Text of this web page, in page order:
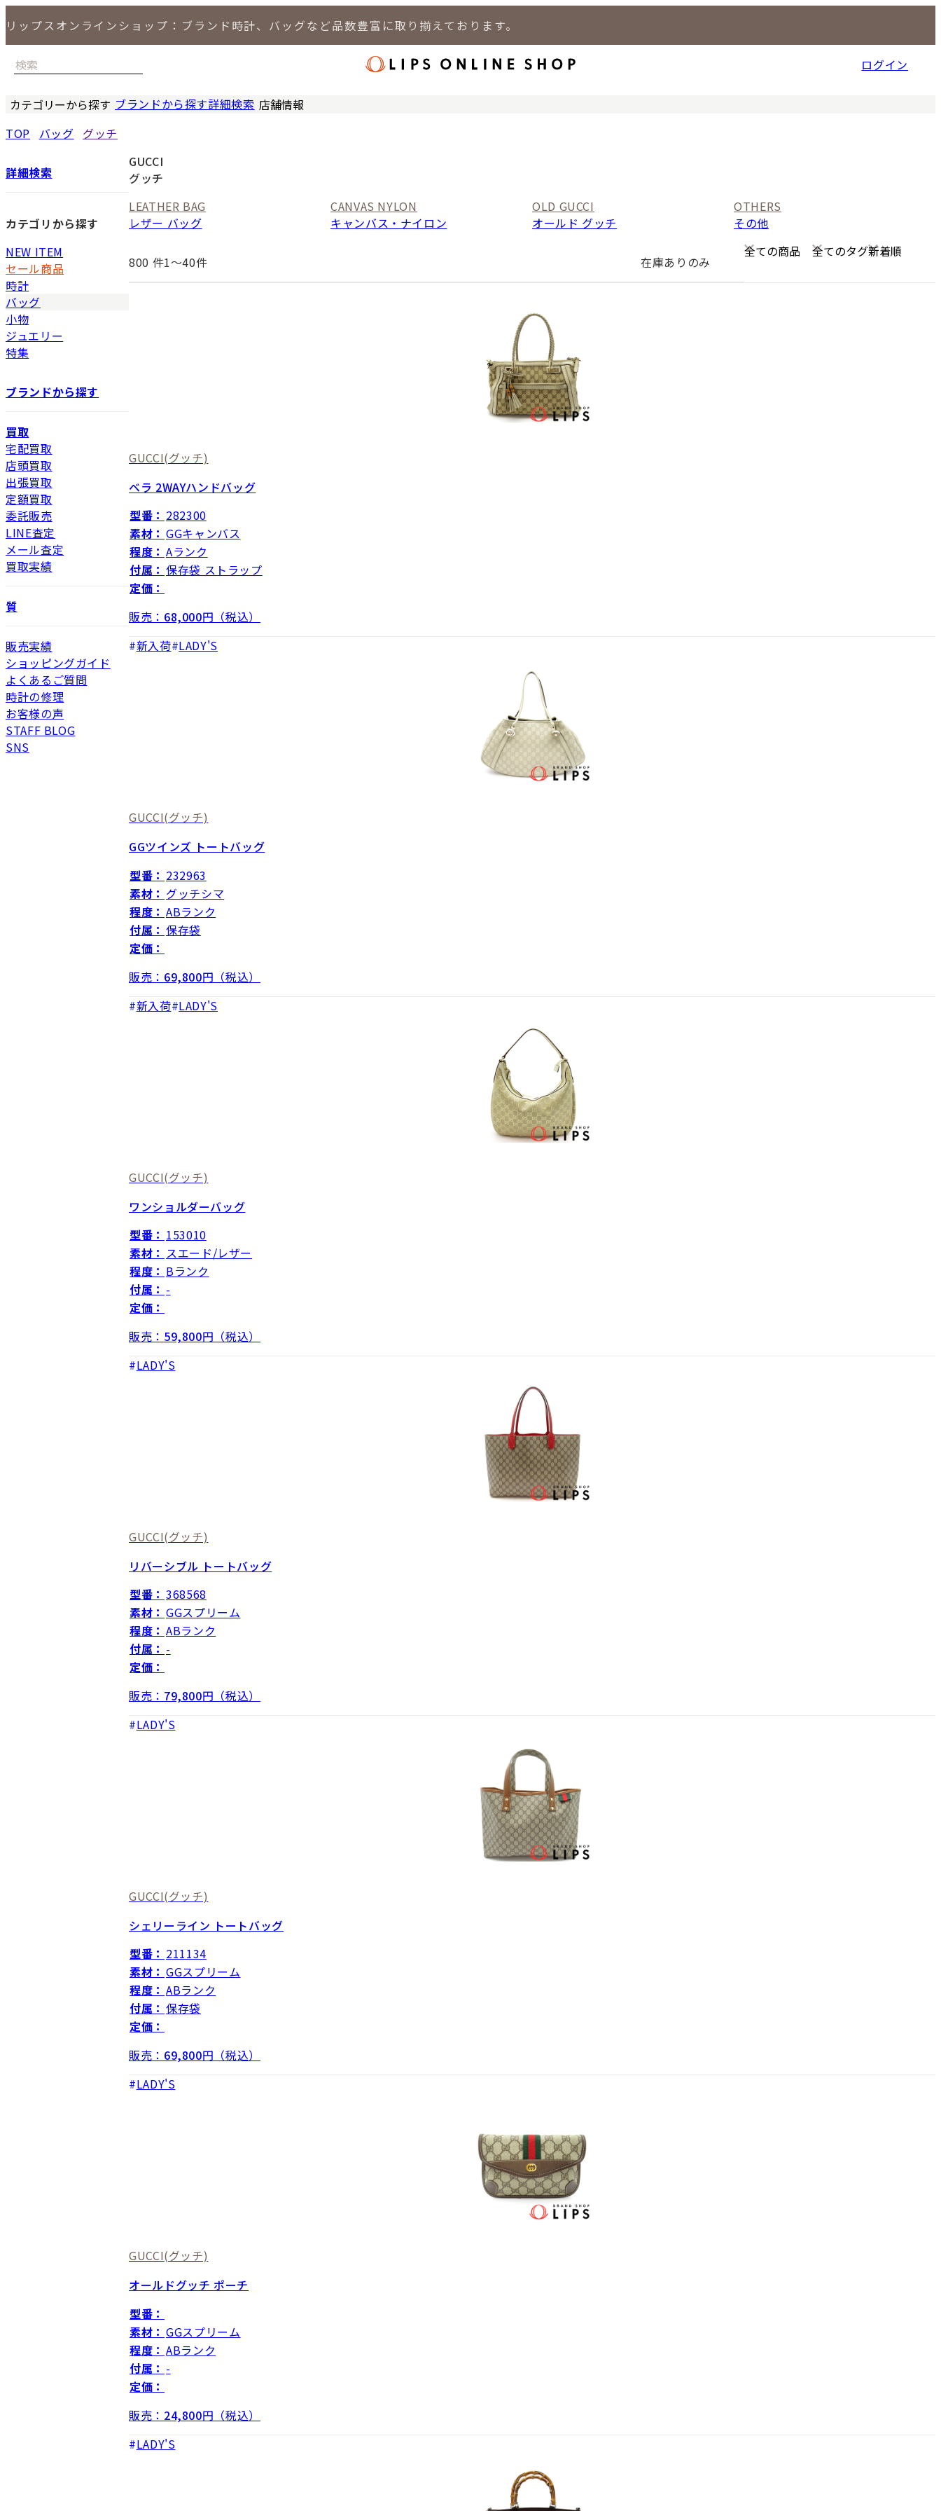
リップスオンラインショップ：ブランド時計、バッグなど品数豊富に取り揃えております。
ログイン
カテゴリーから探す ブランドから探す詳細検索 店舗情報
TOP バッグ グッチ
詳細検索
カテゴリから探す
NEW ITEM
セール商品
時計
バッグ
小物
ジュエリー
特集
ブランドから探す
買取
宅配買取
店頭買取
出張買取
定額買取
委託販売
LINE査定
メール査定
買取実績
質
販売実績
ショッピングガイド
よくあるご質問
時計の修理
お客様の声
STAFF BLOG
SNS
GUCCI
グッチ
LEATHER BAG
レザー バッグ
CANVAS NYLON
キャンバス・ナイロン
OLD GUCCI
オールド グッチ
OTHERS
その他
800 件1〜40件 在庫ありのみ
GUCCI(グッチ)
ベラ 2WAYハンドバッグ
型番： 282300
素材： GGキャンバス
程度： Aランク
付属： 保存袋 ストラップ
定価：
販売： 68,000円（税込）
新入荷 LADY'S
GUCCI(グッチ)
GGツインズ トートバッグ
型番： 232963
素材： グッチシマ
程度： ABランク
付属： 保存袋
定価：
販売： 69,800円（税込）
新入荷 LADY'S
GUCCI(グッチ)
ワンショルダーバッグ
型番： 153010
素材： スエード/レザー
程度： Bランク
付属： -
定価：
販売： 59,800円（税込）
LADY'S
GUCCI(グッチ)
リバーシブル トートバッグ
型番： 368568
素材： GGスプリーム
程度： ABランク
付属： -
定価：
販売： 79,800円（税込）
LADY'S
GUCCI(グッチ)
シェリーライン トートバッグ
型番： 211134
素材： GGスプリーム
程度： ABランク
付属： 保存袋
定価：
販売： 69,800円（税込）
LADY'S
GUCCI(グッチ)
オールドグッチ ポーチ
型番：
素材： GGスプリーム
程度： ABランク
付属： -
定価：
販売： 24,800円（税込）
LADY'S